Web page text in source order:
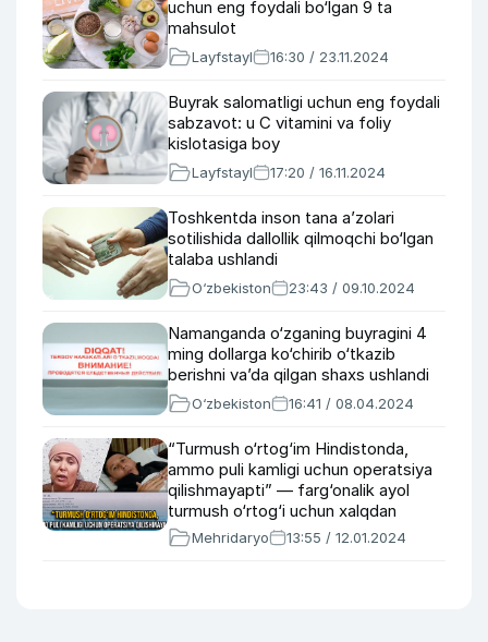
uchun eng foydali bo‘lgan 9 ta
mahsulot
Layfstayl 16:30 / 23.11.2024
Buyrak salomatligi uchun eng foydali
sabzavot: u C vitamini va foliy
kislotasiga boy
Layfstayl 17:20 / 16.11.2024
Toshkentda inson tana a’zolari
sotilishida dallollik qilmoqchi bo‘lgan
talaba ushlandi
O‘zbekiston 23:43 / 09.10.2024
Namanganda o‘zganing buyragini 4
ming dollarga ko‘chirib o‘tkazib
berishni va’da qilgan shaxs ushlandi
O‘zbekiston 16:41 / 08.04.2024
“Turmush o‘rtog‘im Hindistonda,
ammo puli kamligi uchun operatsiya
qilishmayapti” — farg‘onalik ayol
turmush o‘rtog‘i uchun xalqdan
yordam so‘rayapti (video)
Mehridaryo 13:55 / 12.01.2024